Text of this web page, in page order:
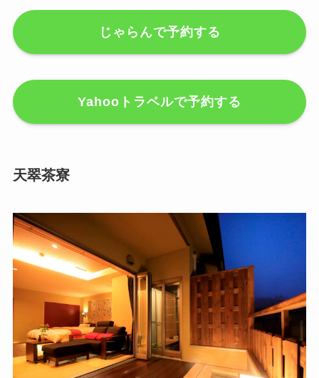
じゃらんで予約する
Yahooトラベルで予約する
天翠茶寮